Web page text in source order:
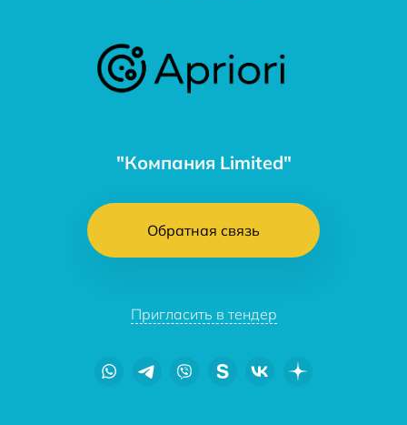
"Компания Limited"
Обратная связь
Пригласить в тендер